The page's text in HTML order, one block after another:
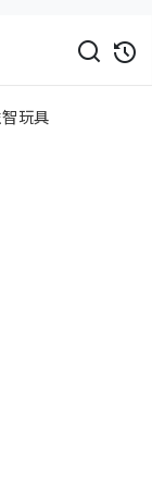
玩具